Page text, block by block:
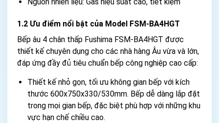
1.2 Ưu điểm nổi bật của Model FSM-BA4HGT
Bếp âu 4 chân thấp Fushima FSM-BA4HGT được
thiết kế chuyên dụng cho các nhà hàng Âu vừa và lớn,
đáp ứng đầy đủ tiêu chuẩn bếp công nghiệp cao cấp:
Thiết kế nhỏ gọn, tối ưu không gian bếp với kích
thước 600x750x330/530mm. Bếp dễ dàng lắp đặt
trong mọi gian bếp, đặc biệt phù hợp với những khu
vực hạn chế chiều cao.